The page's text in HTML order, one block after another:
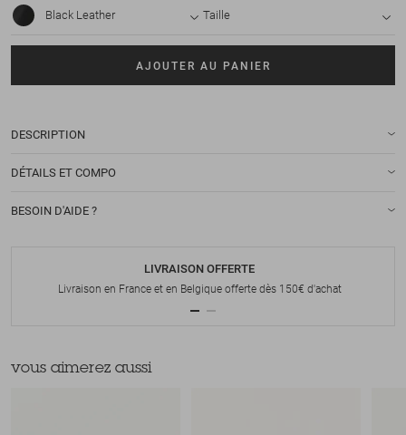
Black Leather Taille
AJOUTER AU PANIER
DESCRIPTION
DÉTAILS ET COMPO
BESOIN D'AIDE ?
LIVRAISON OFFERTE
Livraison en France et en Belgique offerte dès 150€ d'achat
vous aimerez aussi